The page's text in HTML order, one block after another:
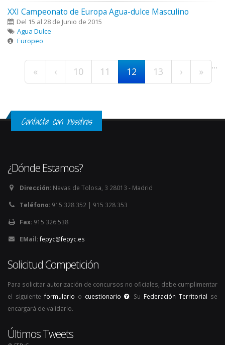
XXI Campeonato de Europa Agua-dulce Masculino
Del 15 al 28 de Junio de 2015
Agua Dulce
Europeo
Páginas
« ‹ …
10 11 12 13 › »
Contacta con nosotros
¿Dónde Estamos?
Dirección: Navas de Tolosa, 3 28013 - Madrid
Teléfono: 915 328 352 | 915 328 353
Fax: 915 326 538
EMail:fepyc@fepyc.es
Solicitud Competición
Para solicitar autorización de concursos no oficiales, debe cumplimentar
el siguiente formulario o cuestionario . Su Federación Territorial se
encargará de validarlo.
Últimos Tweets